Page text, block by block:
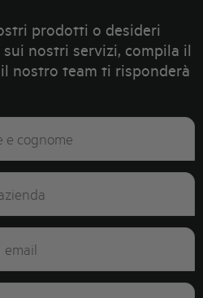
prodotti o desideri
nostri servizi, compila il
nostro team ti risponderà